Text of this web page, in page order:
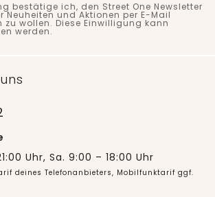
bestätige ich, den Street One Newsletter
Neuheiten und Aktionen per E-Mail
zu wollen. Diese Einwilligung kann
werden.
Uhr, Sa. 9:00 – 18:00 Uhr
deines Telefonanbieters, Mobilfunktarif ggf.